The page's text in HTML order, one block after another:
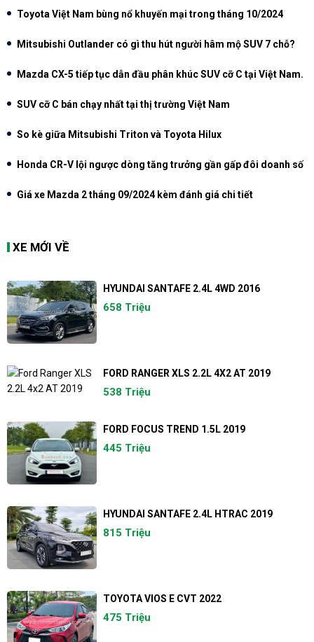
Toyota Việt Nam bùng nổ khuyến mại trong tháng 10/2024
Mitsubishi Outlander có gì thu hút người hâm mộ SUV 7 chỗ?
Mazda CX-5 tiếp tục dẫn đầu phân khúc SUV cỡ C tại Việt Nam.
SUV cỡ C bán chạy nhất tại thị trường Việt Nam
So kè giữa Mitsubishi Triton và Toyota Hilux
Honda CR-V lội ngược dòng tăng trưởng gần gấp đôi doanh số
Giá xe Mazda 2 tháng 09/2024 kèm đánh giá chi tiết
XE MỚI VỀ
HYUNDAI SANTAFE 2.4L 4WD 2016
658 Triệu
FORD RANGER XLS 2.2L 4X2 AT 2019
538 Triệu
FORD FOCUS TREND 1.5L 2019
445 Triệu
HYUNDAI SANTAFE 2.4L HTRAC 2019
815 Triệu
TOYOTA VIOS E CVT 2022
475 Triệu